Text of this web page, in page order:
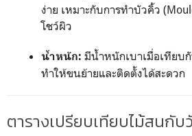
ง่าย เหมาะกับการทำบัวคิ้ว
โชว์ผิว
น้ำหนัก: มีน้ำหนักเบาเมื่อเทียบ
ทำให้ขนย้ายและติดตั้งได้สะดวก
ตารางเปรียบเทียบไม้สนกั